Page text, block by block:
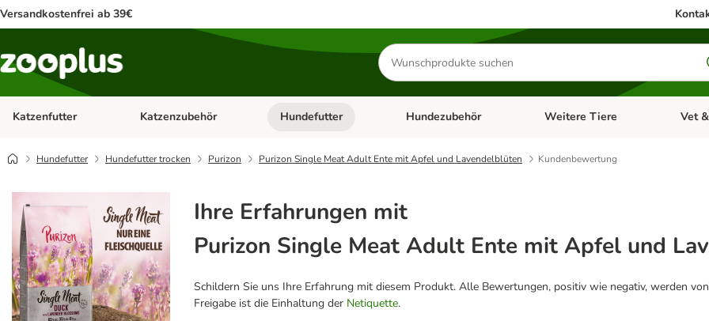
Versandkostenfrei ab 39€
Produkte
suchen
Katzenfutter Kategorie-Menü öffnen: Katzenfutter
Katzenzubehör Kategorie-Menü öffnen: Katzenzubehör
Hundefutter Kategorie-Menü öffnen: Hundefutter
Hundezubehör Kategorie-Menü öffnen:
Weitere Tiere Vet
Hundefutter Hundefutter trocken Purizon Purizon Single Meat Adult Ente mit Apfel und Lavendelblüten Kundenbewertung
Ihre Erfahrungen mit
Purizon Single Meat Adult Ente mit Apfel und
Schildern Sie uns Ihre Erfahrung mit diesem Produkt. Alle Bewertungen, positiv wie negativ, werden
Freigabe ist die Einhaltung der Netiquette.